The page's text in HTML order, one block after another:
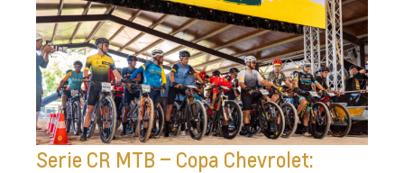
Serie CR MTB – Copa Chevrolet: